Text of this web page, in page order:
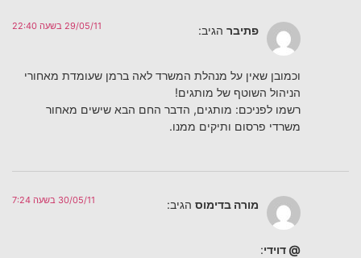
פתיבר הגיב: 29/05/11 בשעה 22:40
וכמובן שאין על מנהלת המשרד לאה ברמן שעומדת מאחורי
הניהול השוטף של מותגים!
רשמו לפניכם: מותגים, הדבר החם הבא שישים מאחור
משרדי פרסום ותיקים ממנו.
מורה בדימוס הגיב: 30/05/11 בשעה 7:24
@ דוידי: